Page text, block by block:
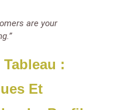
are your
:
Et